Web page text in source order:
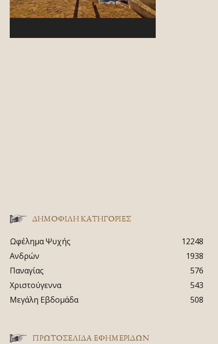
ΔΗΜΟΦΙΛΗ ΚΑΤΗΓΟΡΙΕΣ
Ωφέλημα Ψυχής
12248
Ανδρών
1938
Παναγίας
576
Χριστούγεννα
543
Μεγάλη Εβδομάδα
508
ΠΡΩΤΟΣΈΛΙΔΑ ΕΦΗΜΕΡΊΔΩΝ